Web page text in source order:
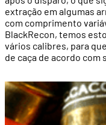
extração em algumas
com comprimento
BlackRecon, temos
vários calibres, para
de caça de acordo com